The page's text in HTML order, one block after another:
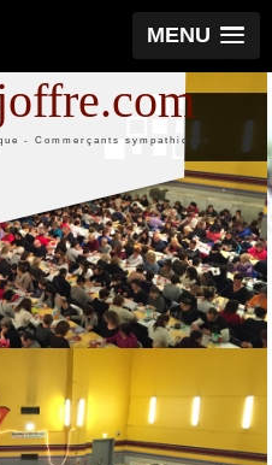
MENU
- Commerçants sympathiques